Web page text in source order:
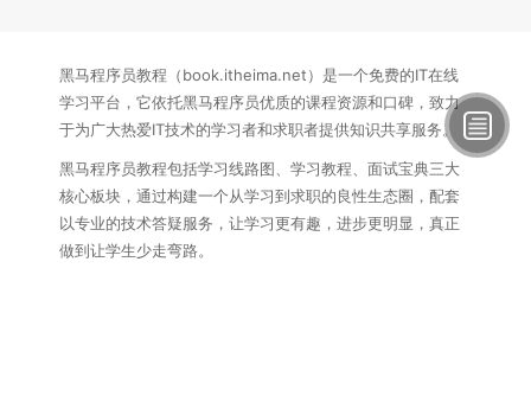
黑马程序员教程（book.itheima.net）是一个免费的IT在线
学习平台，它依托黑马程序员优质的课程资源和口碑，致力
于为广大热爱IT技术的学习者和求职者提供知识共享服务。
黑马程序员教程包括学习线路图、学习教程、面试宝典三大
核心板块，通过构建一个从学习到求职的良性生态圈，配套
以专业的技术答疑服务，让学习更有趣，进步更明显，真正
做到让学生少走弯路。